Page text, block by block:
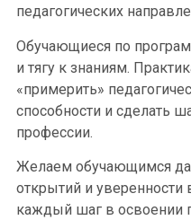
педагогических
Обучающиеся по
и тягу к знаниям.
«примерить»
способности и сделать
профессии.
Желаем обучающимся
открытий и уверенности
каждый шаг в освоении